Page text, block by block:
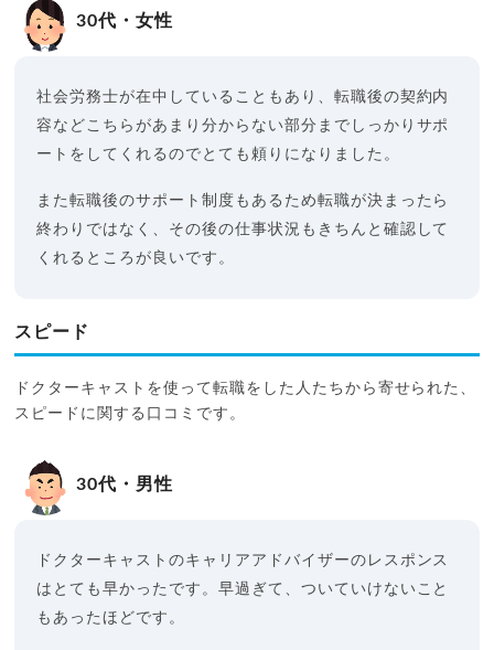
30代・女性
社会労務士が在中していることもあり、転職後の契約内
容などこちらがあまり分からない部分までしっかりサポ
ートをしてくれるのでとても頼りになりました。
また転職後のサポート制度もあるため転職が決まったら
終わりではなく、その後の仕事状況もきちんと確認して
くれるところが良いです。
スピード
ドクターキャストを使って転職をした人たちから寄せられた、
スピードに関する口コミです。
30代・男性
ドクターキャストのキャリアアドバイザーのレスポンス
はとても早かったです。早過ぎて、ついていけないこと
もあったほどです。